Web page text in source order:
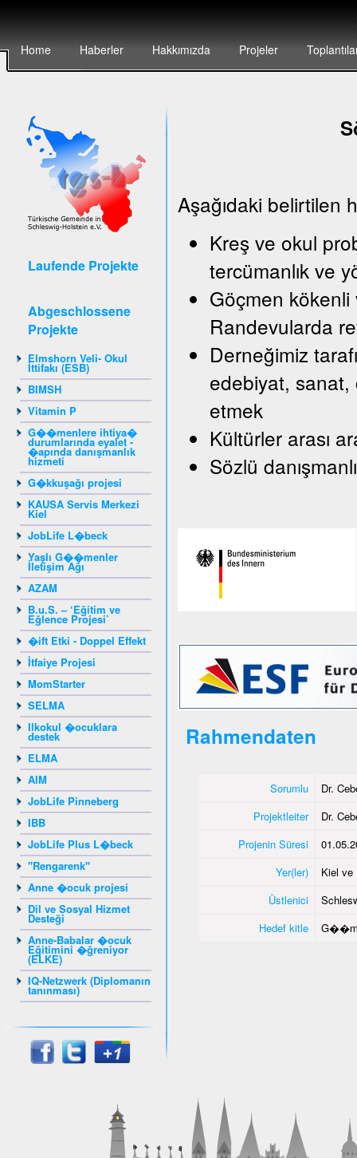
Home Haberler Hakkımızda Projeler
Laufende Projekte
Abgeschlossene
Projekte
Elmshorn Veli- Okul
İttifakı (ESB)
BIMSH
Vitamin P
G��menlere ihtiya�
durumlarında eyalet -
�apında danışmanlık
hizmeti
G�kkuşağı projesi
KAUSA Servis Merkezi
Kiel
JobLife L�beck
Yaşlı G��menler
İletişim Ağı
AZAM
B.u.S. – ‘Eğitim ve
Eğlence Projesi’
�ift Etki - Doppel Effekt
İtfaiye Projesi
MomStarter
SELMA
Ilkokul �ocuklara
destek
ELMA
AIM
JobLife Pinneberg
IBB
JobLife Plus L�beck
"Rengarenk"
Anne �ocuk projesi
Dil ve Sosyal Hizmet
Desteği
Anne-Babalar �ocuk
Eğitimini �ğreniyor
(ELKE)
IQ-Netzwerk (Diplomanın
tanınması)
Aşağıdaki belirtilen
Kreş ve okul
tercümanlık ve
Göçmen
Randevularda
Derneğimiz
edebiyat, sanat,
etmek
Kültürler arası
Sözlü
Rahmendaten
Sorumlu
Dr.
Projektleiter
Dr.
Projenin Süresi
Yer(ler)
Kiel
Üstlenici
Hedef kitle